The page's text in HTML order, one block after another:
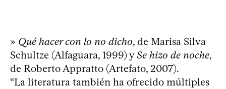
» Qué hacer con lo no dicho, de Marisa Silva
Schultze (Alfaguara, 1999) y Se hizo de noche,
de Roberto Appratto (Artefato, 2007).
“La literatura también ha ofrecido múltiples